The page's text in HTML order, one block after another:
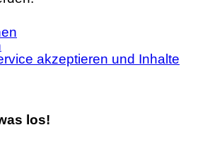
akzeptieren und Inhalte
los!